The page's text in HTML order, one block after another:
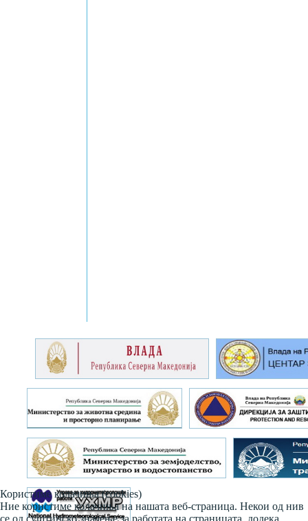
Користиме колачиња (cookies)
Ние користиме колачиња на нашата веб-страница. Некои од нив
се од суштинско значење за работата на страницата, додека